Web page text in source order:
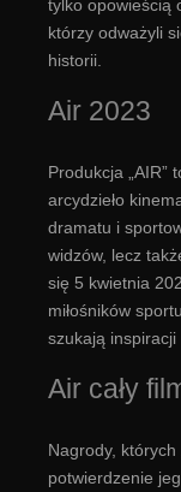
tylko opowieścią
którzy odważyli
historii.
Air 2023
Produkcja „AIR”
arcydzieło
dramatu i
widzów, lecz
się 5 kwietnia
miłośników
szukają
Air cały
Nagrody, których
potwierdzenie